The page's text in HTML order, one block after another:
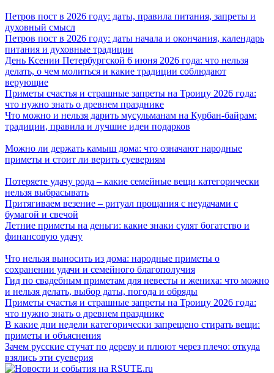
Петров пост в 2026 году: даты, правила питания, запреты и
духовный смысл
Петров пост в 2026 году: даты начала и окончания, календарь
питания и духовные традиции
День Ксении Петербургской 6 июня 2026 года: что нельзя
делать, о чем молиться и какие традиции соблюдают
верующие
Приметы счастья и страшные запреты на Троицу 2026 года:
что нужно знать о древнем празднике
Что можно и нельзя дарить мусульманам на Курбан-байрам:
традиции, правила и лучшие идеи подарков
Можно ли держать камыш дома: что означают народные
приметы и стоит ли верить суевериям
Потеряете удачу рода – какие семейные вещи категорически
нельзя выбрасывать
Притягиваем везение – ритуал прощания с неудачами с
бумагой и свечой
Летние приметы на деньги: какие знаки сулят богатство и
финансовую удачу
Что нельзя выносить из дома: народные приметы о
сохранении удачи и семейного благополучия
Гид по свадебным приметам для невесты и жениха: что можно
и нельзя делать, выбор даты, погода и обряды
Приметы счастья и страшные запреты на Троицу 2026 года:
что нужно знать о древнем празднике
В какие дни недели категорически запрещено стирать вещи:
приметы и объяснения
Зачем русские стучат по дереву и плюют через плечо: откуда
взялись эти суеверия